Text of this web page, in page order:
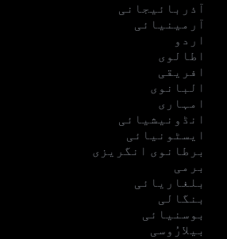
آذربائیجانی
آرمینیائی
اردو
اطالوی
افریقی
البانوی
امہاری
انڈونیشیائی
ایسٹونیائی
برطانوی انگریزی
برمی
بلغاریائی
بنگالی
بوسنیائی
بیلارُوسی